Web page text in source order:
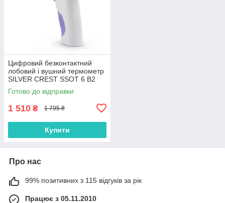
Цифровий безконтактний
лобовий і вушний термометр
SILVER CREST SSOT 6 B2
Готово до відправки
1 510 ₴ 1 795 ₴
Купити
Про нас
99% позитивних з 115 відгуків за рік
Працює з 05.11.2010